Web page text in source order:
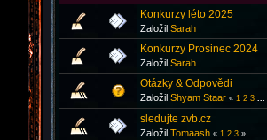
Konkurzy léto 2025
Založil Sarah
Konkurzy Prosinec 2024
Založil Sarah
Otázky & Odpovědi
Založil Shyam Staar « 1 2 3
sledujte zvb.cz
Založil Tomaash « 1 2 3 »